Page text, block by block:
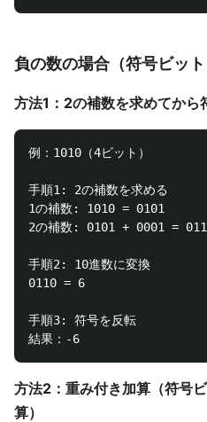
負の数の場合（符号ビット
方法1：2の補数を求めてから
例：1010（4ビット）
手順1: 2の補数を求める
1の補数: 1010 = 0101
2の補数: 0101 + 0001 =
手順2: 10進数に変換
0110 = 6
手順3: 符号を反転
方法2：重み付き加算（符号
算）